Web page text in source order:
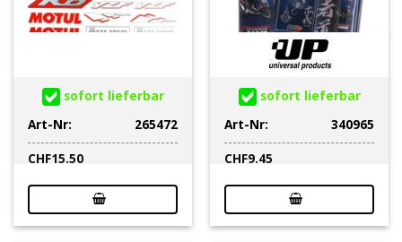
sofort lieferbar
Art-Nr:
265472
CHF15.50
sofort lieferbar
Art-Nr:
340965
CHF9.45